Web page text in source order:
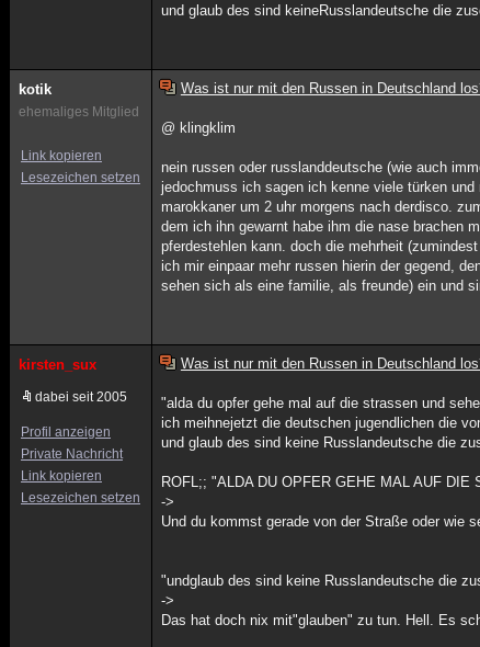
und glaub des sind keineRusslandeutsche die
kotik
ehemaliges Mitglied
Link kopieren
Lesezeichen setzen
Was ist nur mit den Russen in Deutschland
@ klingklim
nein russen oder russlanddeutsche (wie auch
jedochmuss ich sagen ich kenne viele türken
marokkaner um 2 uhr morgens nach derdisco.
dem ich ihn gewarnt habe ihm die nase brachen
pferdestehlen kann. doch die mehrheit
ich mir einpaar mehr russen hierin der gegend,
sehen sich als eine familie, als freunde) ein und
kirsten_sux
dabei seit 2005
Profil anzeigen
Private Nachricht
Link kopieren
Lesezeichen setzen
Was ist nur mit den Russen in Deutschland
"alda du opfer gehe mal auf die strassen und
ich meihnejetzt die deutschen jugendlichen die
und glaub des sind keine Russlandeutsche die
ROFL;; "ALDA DU OPFER GEHE MAL AUF
->
Und du kommst gerade von der Straße oder wie
"undglaub des sind keine Russlandeutsche die
->
Das hat doch nix mit"glauben" zu tun. Hell. Es